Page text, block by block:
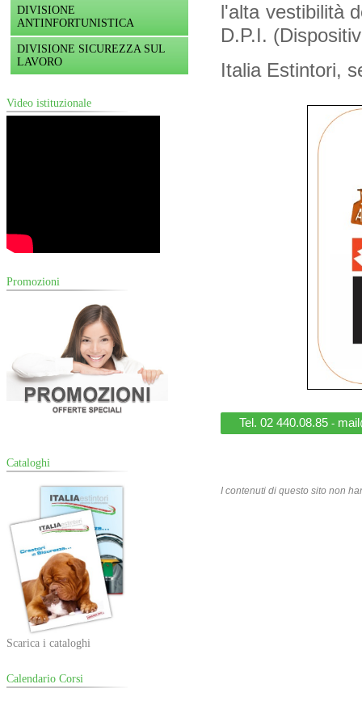
DIVISIONE
ANTINFORTUNISTICA
DIVISIONE SICUREZZA SUL
LAVORO
Video istituzionale
Promozioni
Cataloghi
Scarica i cataloghi
Calendario Corsi
l'alta vestibilità
D.P.I.
Italia Estintori,
Tel. 02 440.08.85-
I contenuti di questo sito non